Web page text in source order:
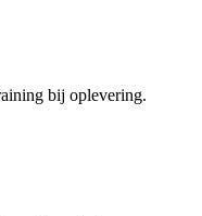
bij oplevering.